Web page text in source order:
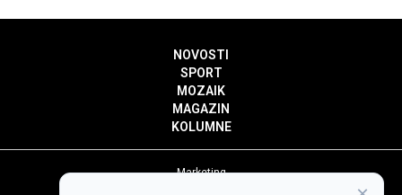
NOVOSTI
SPORT
MOZAIK
MAGAZIN
KOLUMNE
Marketing